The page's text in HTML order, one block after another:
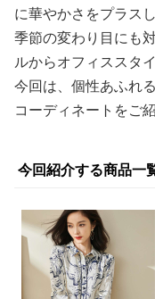
に華やかさをプラス
季節の変わり目にも
ルからオフィススタ
今回は、個性あふれ
コーディネートをご
今回紹介する商品一